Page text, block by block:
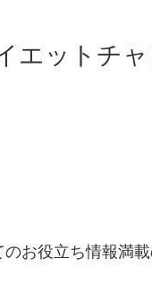
エットチ
お役立ち情報満載